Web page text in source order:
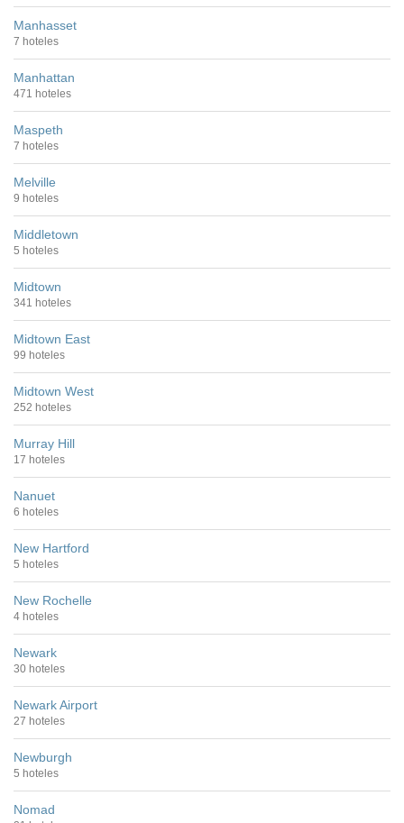
Manhasset
7 hoteles
Manhattan
471 hoteles
Maspeth
7 hoteles
Melville
9 hoteles
Middletown
5 hoteles
Midtown
341 hoteles
Midtown East
99 hoteles
Midtown West
252 hoteles
Murray Hill
17 hoteles
Nanuet
6 hoteles
New Hartford
5 hoteles
New Rochelle
4 hoteles
Newark
30 hoteles
Newark Airport
27 hoteles
Newburgh
5 hoteles
Nomad